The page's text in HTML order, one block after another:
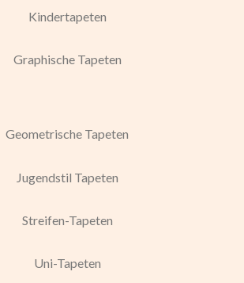
Kindertapeten
Graphische Tapeten
Geometrische Tapeten
Jugendstil Tapeten
Streifen-Tapeten
Uni-Tapeten